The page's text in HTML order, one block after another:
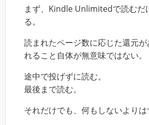
まず、Kindle Unlimitedで読むだ
る。
読まれたページ数に応じた還元が
れること自体が無意味ではない。
途中で投げずに読む。
最後まで読む。
それだけでも、何もしないよりは